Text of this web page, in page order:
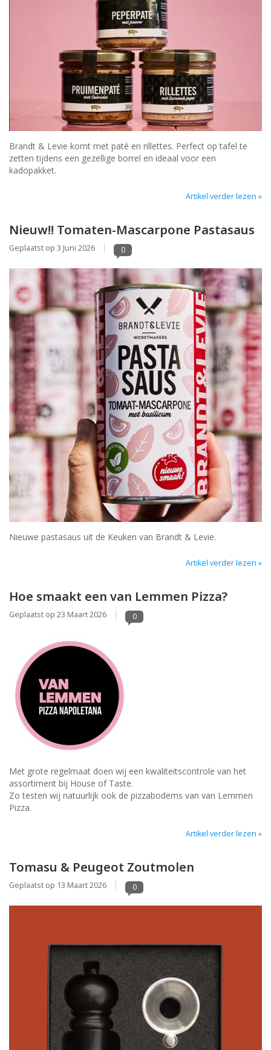
Brandt & Levie komt met paté en rillettes. Perfect op tafel te
zetten tijdens een gezellige borrel en ideaal voor een
kadopakket.
Artikel verder lezen »
Nieuw!! Tomaten-Mascarpone Pastasaus
Geplaatst op 3 Juni 2026 0
Nieuwe pastasaus uit de Keuken van Brandt & Levie.
Artikel verder lezen »
Hoe smaakt een van Lemmen Pizza?
Geplaatst op 23 Maart 2026 0
Met grote regelmaat doen wij een kwaliteitscontrole van het
assortiment bij House of Taste.
Zo testen wij natuurlijk ook de pizzabodems van van Lemmen
Pizza.
Artikel verder lezen »
Tomasu & Peugeot Zoutmolen
Geplaatst op 13 Maart 2026 0